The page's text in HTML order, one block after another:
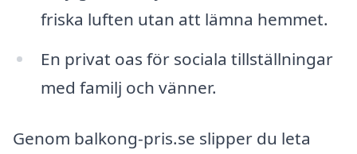
friska luften utan att lämna hemmet.
En privat oas för sociala tillställningar
med familj och vänner.
Genom balkong-pris.se slipper du leta